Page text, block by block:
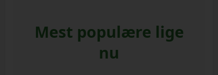
Mest populære lige
nu